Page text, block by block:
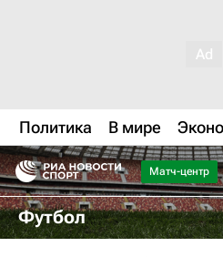
Политика В мире
Матч-центр
Футбол